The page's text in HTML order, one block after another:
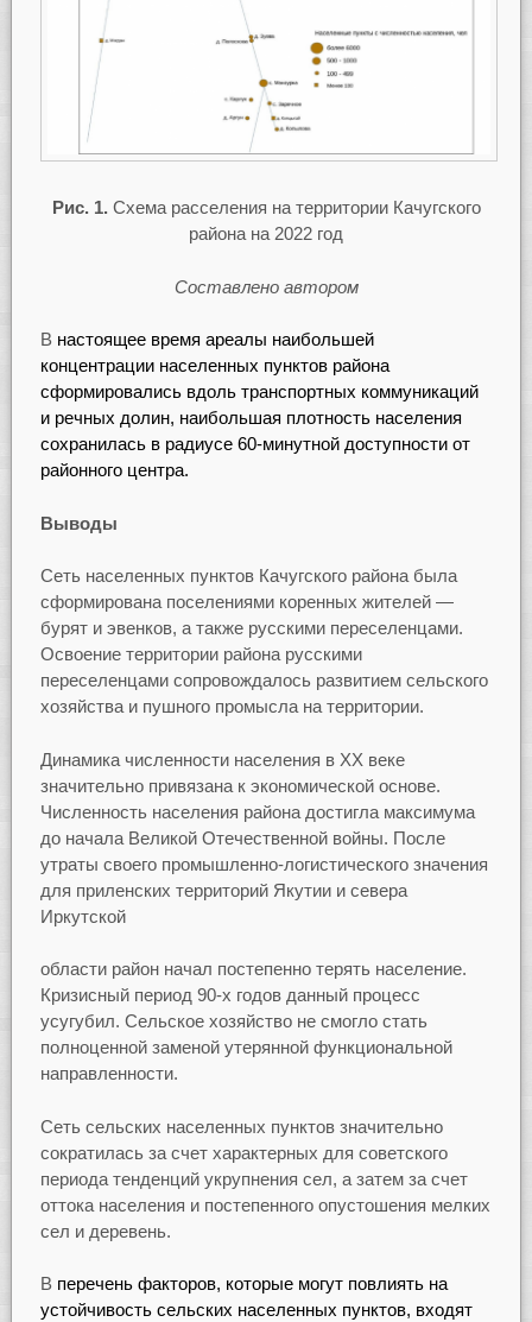
Рис. 1.Схема расселения на территории Качугского
района на 2022 год
Составлено автором
В настоящее время ареалы наибольшей
концентрации населенных пунктов района
сформировались вдоль транспортных коммуникаций
и речных долин, наибольшая плотность населения
сохранилась в радиусе 60-минутной доступности от
районного центра.
Выводы
Сеть населенных пунктов Качугского района была
сформирована поселениями коренных жителей —
бурят и эвенков, а также русскими переселенцами.
Освоение территории района русскими
переселенцами сопровождалось развитием сельского
хозяйства и пушного промысла на территории.
Динамика численности населения в XX веке
значительно привязана к экономической основе.
Численность населения района достигла максимума
до начала Великой Отечественной войны. После
утраты своего промышленно-логистического значения
для приленских территорий Якутии и севера
Иркутской
области район начал постепенно терять население.
Кризисный период 90-х годов данный процесс
усугубил. Сельское хозяйство не смогло стать
полноценной заменой утерянной функциональной
направленности.
Сеть сельских населенных пунктов значительно
сократилась за счет характерных для советского
периода тенденций укрупнения сел, а затем за счет
оттока населения и постепенного опустошения мелких
сел и деревень.
В перечень факторов, которые могут повлиять на
устойчивость сельских населенных пунктов, входят